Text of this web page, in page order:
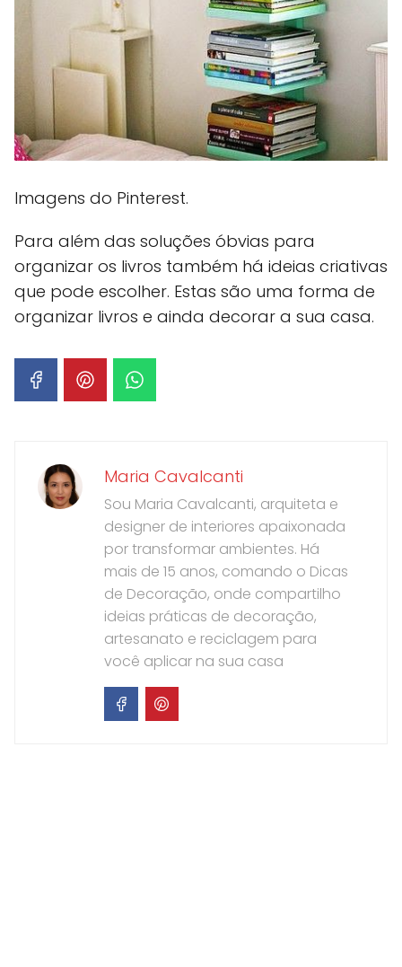
Imagens do Pinterest.
Para além das soluções óbvias para
organizar os livros também há ideias criativas
que pode escolher. Estas são uma forma de
organizar livros e ainda decorar a sua casa.
Maria Cavalcanti
Sou Maria Cavalcanti, arquiteta e
designer de interiores apaixonada
por transformar ambientes. Há
mais de 15 anos, comando o Dicas
de Decoração, onde compartilho
ideias práticas de decoração,
artesanato e reciclagem para
você aplicar na sua casa